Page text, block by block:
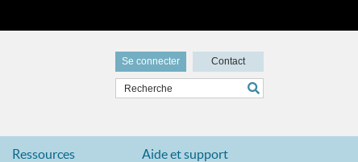
Se connecter Contact
Ressources Aide et support